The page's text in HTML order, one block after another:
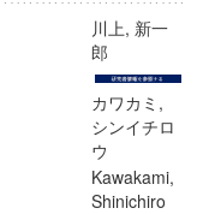
川上, 新一
郎
カワカミ,
シンイチロ
ウ
Kawakami,
Shinichiro